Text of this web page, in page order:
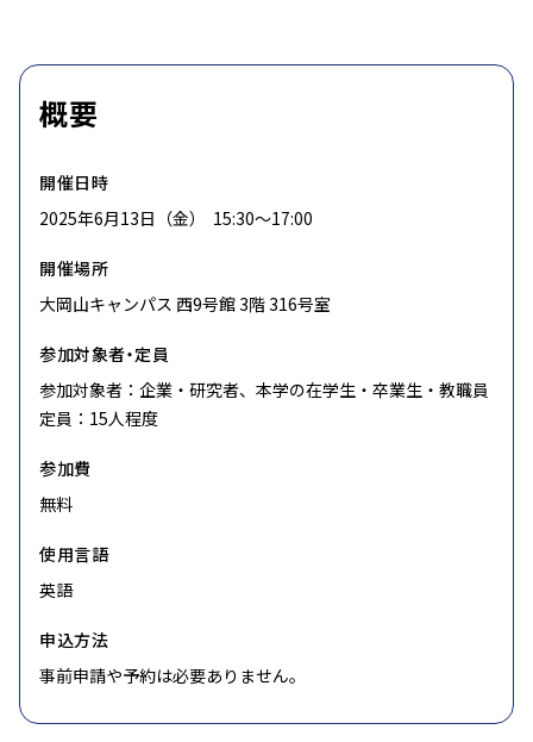
概要
開催日時
2025年6月13日（金） 15:30〜17:00
開催場所
大岡山キャンパス 西9号館 3階 316号室
参加対象者・定員
参加対象者：企業・研究者、本学の在学生・卒業生・教職員
定員：15人程度
参加費
無料
使用言語
英語
申込方法
事前申請や予約は必要ありません。